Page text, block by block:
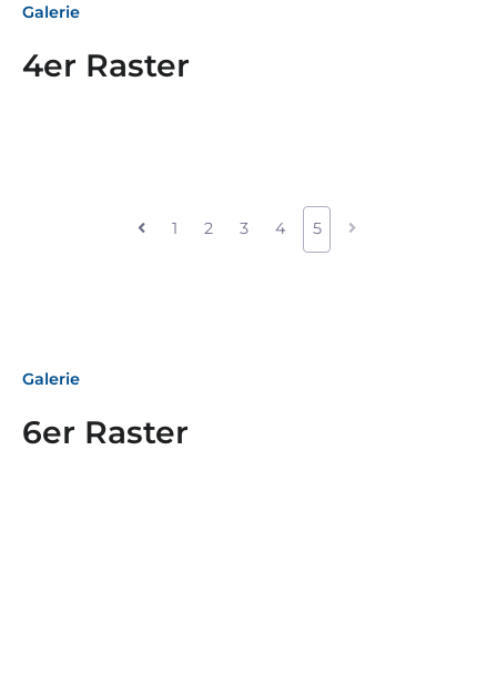
Galerie
4er Raster
1 2 3 4 5
Galerie
6er Raster